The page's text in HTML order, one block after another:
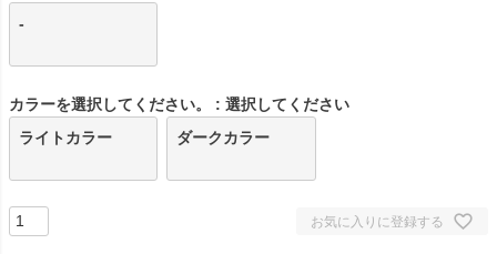
-
カラーを選択してください。
選択してください
ライトカラー
ダークカラー
お気に入りに登録する